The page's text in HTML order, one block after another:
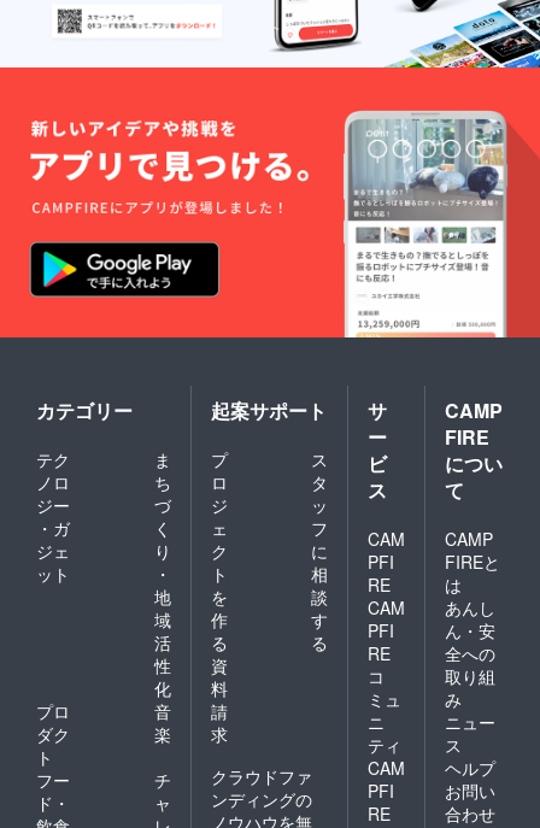
カテゴリー
テク
ノロ
ジー
・ガ
ジェ
ット
ま
ち
づ
く
り
・
地
域
活
性
化
プロ
ダク
ト
音
楽
フー
ド・
チ
ャ
起案サポート
プ
ロ
ジ
ェ
ク
ト
を
作
る
ス
タ
ッ
フ
に
相
談
す
る
資
料
請
求
クラウドファ
ンディングの
ノウハウを無
サ
ー
ビ
ス
CAM
PFI
RE
CAM
PFI
RE
コ
ミュ
ニ
ティ
CAM
PFI
RE
CAMP
FIRE
につい
て
CAMP
FIREと
は
あんし
ん・安
全への
取り組
み
ニュー
ス
ヘルプ
お問い
合わせ